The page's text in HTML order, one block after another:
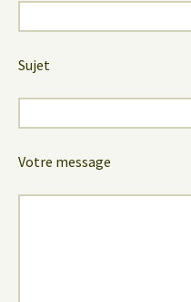
Sujet
Votre message